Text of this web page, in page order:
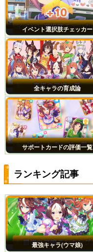
イベント選択肢チェッカー
全キャラの育成論
サポートカードの評価一覧
ランキング記事
最強キャラ(ウマ娘)